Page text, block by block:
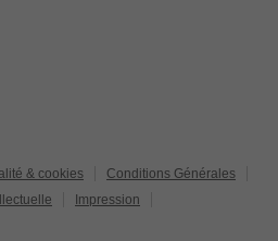
& cookies
Conditions Générales
Impression